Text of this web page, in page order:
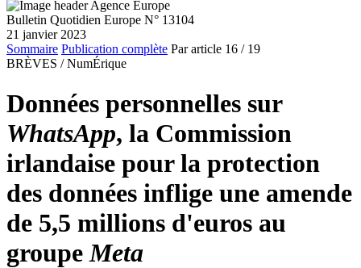
Bulletin Quotidien Europe N° 13104
21 janvier 2023
Sommaire Publication complète Par article 16 / 19
BRÈVES / NumÉrique
Données personnelles sur
WhatsApp, la Commission
irlandaise pour la protection
des données inflige une amende
de 5,5 millions d'euros au
groupe Meta